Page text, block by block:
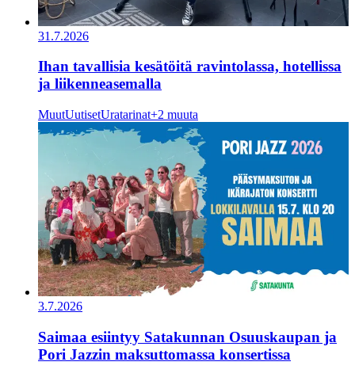
31.7.2026
Ihan tavallisia kesätöitä ravintolassa, hotellissa
ja liikenneasemalla
MuutUutisetUratarinat+2 muuta
3.7.2026
Saimaa esiintyy Satakunnan Osuuskaupan ja
Pori Jazzin maksuttomassa konsertissa